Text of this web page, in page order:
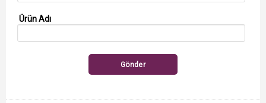
Ürün Adı
Gönder